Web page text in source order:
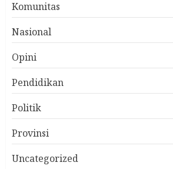
Komunitas
Nasional
Opini
Pendidikan
Politik
Provinsi
Uncategorized